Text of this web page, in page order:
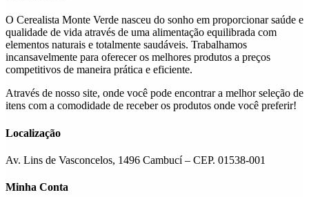
O Cerealista Monte Verde nasceu do sonho em proporcionar saúde e
qualidade de vida através de uma alimentação equilibrada com
elementos naturais e totalmente saudáveis. Trabalhamos
incansavelmente para oferecer os melhores produtos a preços
competitivos de maneira prática e eficiente.
Através de nosso site, onde você pode encontrar a melhor seleção de
itens com a comodidade de receber os produtos onde você preferir!
Localização
Av. Lins de Vasconcelos, 1496 Cambucí – CEP. 01538-001
Minha Conta